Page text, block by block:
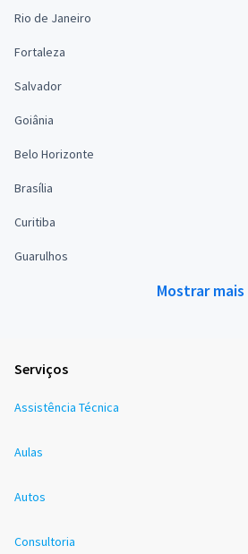
Rio de Janeiro
Fortaleza
Salvador
Goiânia
Belo Horizonte
Brasília
Curitiba
Guarulhos
Mostrar mais
Serviços
Assistência Técnica
Aulas
Autos
Consultoria